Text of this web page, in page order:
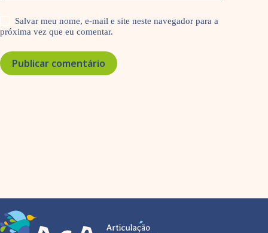
Salvar meu nome, e-mail e site neste navegador para a
próxima vez que eu comentar.
Publicar comentário